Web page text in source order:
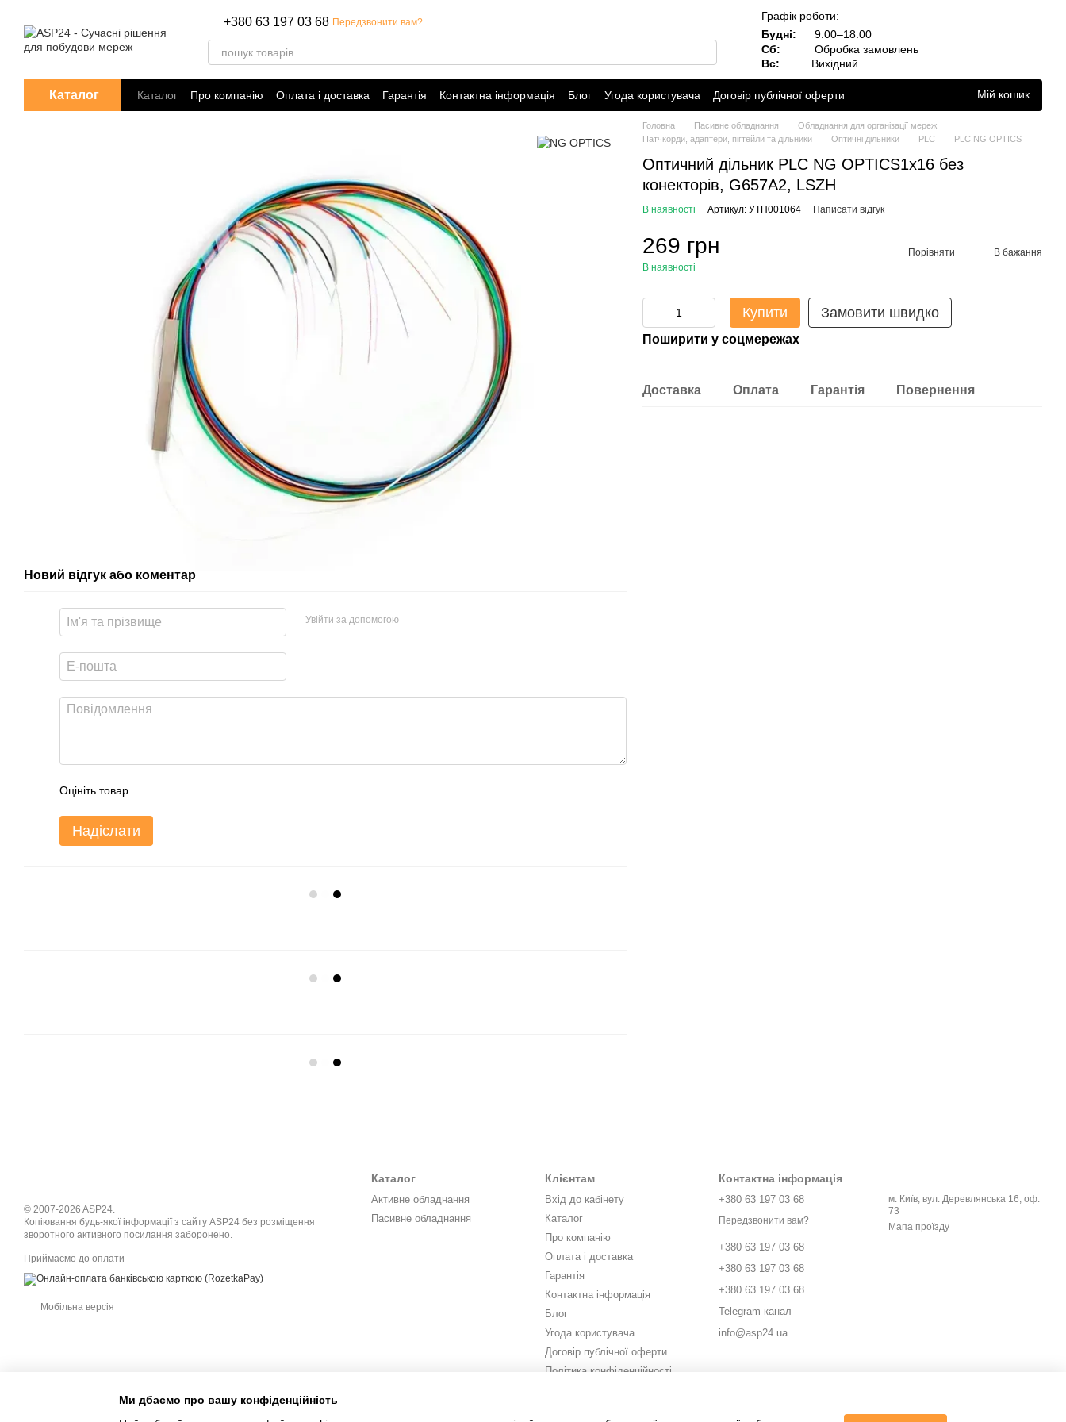
+380 63 197 03 68 Передзвонити вам?
Графік роботи:
Будні:
9:00–18:00
Сб:
Обробка замовлень
Вс:
Вихідний
Каталог Каталог Про компанію Оплата і доставка Гарантія Контактна інформація Блог Угода користувача
Договір публічної оферти
Політика конфіденційності
Мій кошик
Новий відгук або коментар
Увійти за допомогою
Оцініть товар
Надіслати
Головна Пасивне обладнання
Обладнання для організації мереж
Патчкорди, адаптери, пігтейли та дільники
Оптичні дільники PLC PLC NG OPTICS
Оптичний дільник PLC NG OPTICS1х16 без
конекторів, G657A2, LSZH
В наявності Артикул: УТП001064 Написати відгук
269 грн
В наявності
Порівняти В бажання
Купити Замовити швидко
Поширити у соцмережах
Доставка Оплата Гарантія Повернення
© 2007-2026 ASP24.
Копіювання будь-якої інформації з сайту ASP24 без розміщення
зворотного активного посилання заборонено.
Приймаємо до оплати
Мобільна версія
Каталог
Активне обладнання
Пасивне обладнання
Клієнтам
Вхід до кабінету
Каталог
Про компанію
Оплата і доставка
Гарантія
Контактна інформація
Блог
Угода користувача
Договір публічної оферти
Політика конфіденційності
Контактна інформація
+380 63 197 03 68
Передзвонити вам?
+380 63 197 03 68
+380 63 197 03 68
+380 63 197 03 68
Telegram канал
info@asp24.ua
м. Київ, вул. Деревлянська 16, оф.
73
Мапа проїзду
Ми дбаємо про вашу конфіденційність